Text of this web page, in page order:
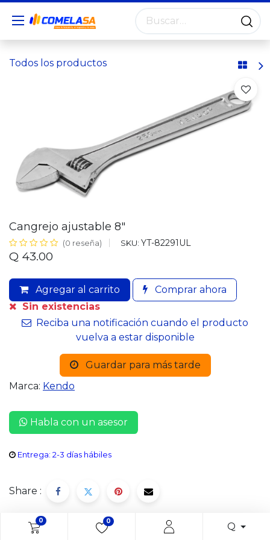
0 0 Q
Todos los productos
Cangrejo ajustable 8"
(0 reseña) SKU: YT-82291UL
Q 43.00
Agregar al carrito
Comprar ahora
Sin existencias
Reciba una notificación cuando el producto
vuelva a estar disponible
Guardar para más tarde
Marca: Kendo
Habla con un asesor
Entrega: 2-3 días hábiles
Share :